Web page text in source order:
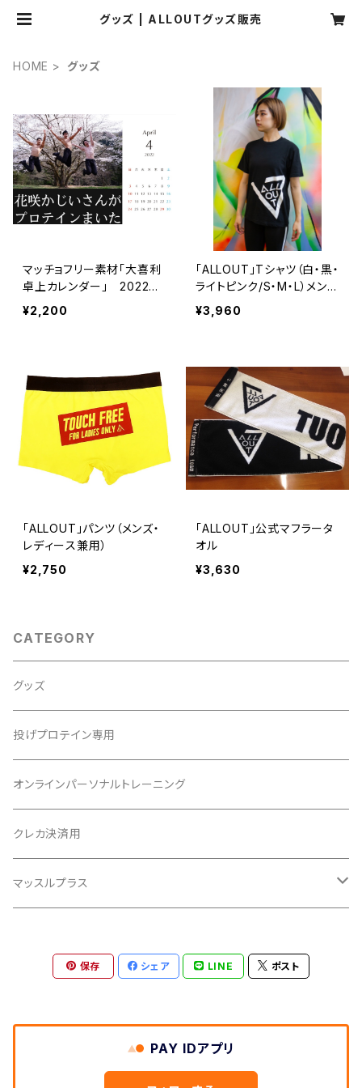
グッズ | ALLOUTグッズ販売
HOME グッズ
マッチョフリー素材「大喜利
卓上カレンダー」 2022年
4月〜2023年3月
¥2,200
「ALLOUT」Tシャツ（白・黒・
ライトピンク/S・M・L）メン
ズ・レディース兼用｜フィッ
トネス・トレーニングウェア
¥3,960
「ALLOUT」パンツ（メンズ・
レディース兼用）
¥2,750
「ALLOUT」公式マフラータ
オル
¥3,630
CATEGORY
グッズ
投げプロテイン専用
オンラインパーソナルトレーニング
クレカ決済用
マッスルプラス
素材リクエスト
保存 シェア LINE ポスト
PAY IDアプリ